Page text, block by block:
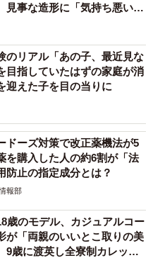
事な造形に「気持ち悪いく
のリアル「あの子、最近見な
目指していたはずの家庭が消
えた子を目の当りに
ドーズ対策で改正薬機法が5
を購入した人の約6割が「法
防止の指定成分とは？
報部
のモデル、カジュアルコー
が「両親のいいとこ取りの美
歳に渡英し全寮制カレッジ